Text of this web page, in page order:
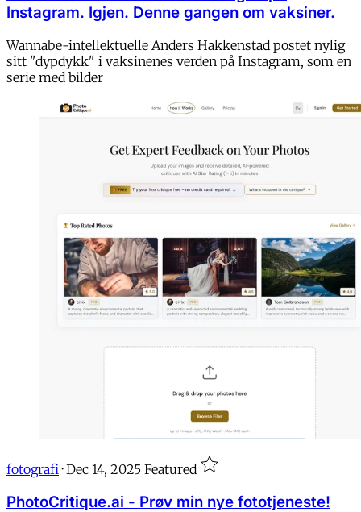
Instagram. Igjen. Denne gangen om vaksiner.
Wannabe-intellektuelle Anders Hakkenstad postet nylig
sitt "dypdykk" i vaksinenes verden på Instagram, som en
serie med bilder
fotografi · Dec 14, 2025 Featured
PhotoCritique.ai - Prøv min nye fototjeneste!